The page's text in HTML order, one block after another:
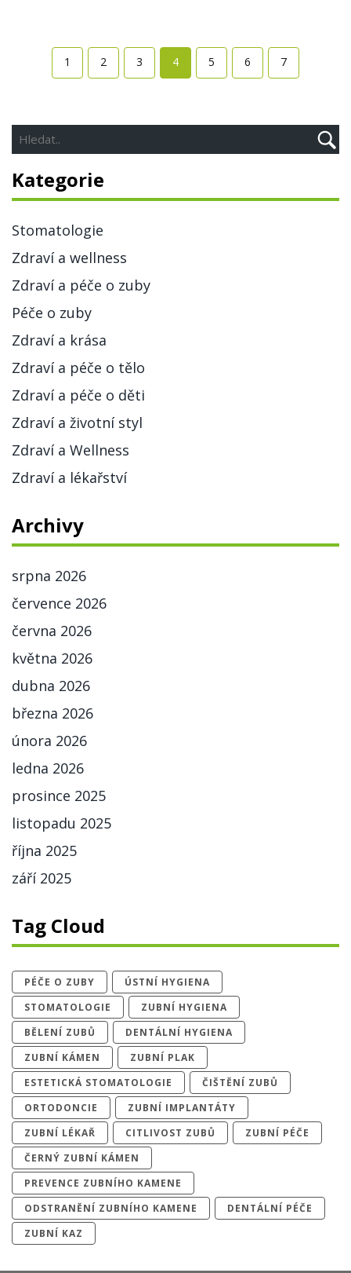
1 2 3 4 5 6 7
Kategorie
Stomatologie
Zdraví a wellness
Zdraví a péče o zuby
Péče o zuby
Zdraví a krása
Zdraví a péče o tělo
Zdraví a péče o děti
Zdraví a životní styl
Zdraví a Wellness
Zdraví a lékařství
Archivy
srpna 2026
července 2026
června 2026
května 2026
dubna 2026
března 2026
února 2026
ledna 2026
prosince 2025
listopadu 2025
října 2025
září 2025
Tag Cloud
PÉČE O ZUBY
ÚSTNÍ HYGIENA
STOMATOLOGIE
ZUBNÍ HYGIENA
BĚLENÍ ZUBŮ
DENTÁLNÍ HYGIENA
ZUBNÍ KÁMEN
ZUBNÍ PLAK
ESTETICKÁ STOMATOLOGIE
ČIŠTĚNÍ ZUBŮ
ORTODONCIE
ZUBNÍ IMPLANTÁTY
ZUBNÍ LÉKAŘ
CITLIVOST ZUBŮ
ZUBNÍ PÉČE
ČERNÝ ZUBNÍ KÁMEN
PREVENCE ZUBNÍHO KAMENE
ODSTRANĚNÍ ZUBNÍHO KAMENE
DENTÁLNÍ PÉČE
ZUBNÍ KAZ